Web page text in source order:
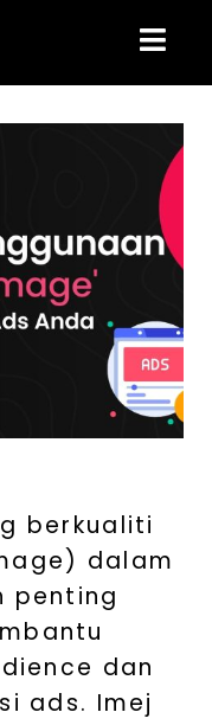
berkualiti
dalam
penting
dan
ads. Imej